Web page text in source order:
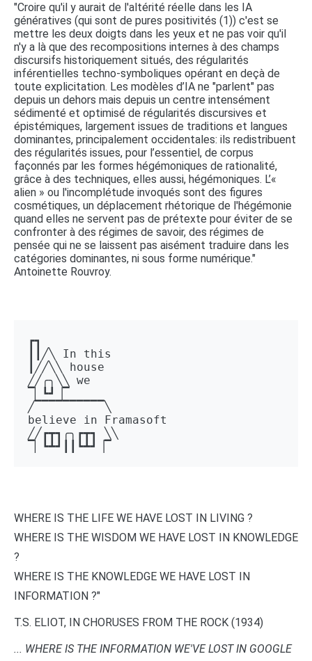
"Croire qu'il y aurait de l'altérité réelle dans les IA
génératives (qui sont de pures positivités (1)) c'est se
mettre les deux doigts dans les yeux et ne pas voir qu'il
n'y a là que des recompositions internes à des champs
discursifs historiquement situés, des régularités
inférentielles techno-symboliques opérant en deçà de
toute explicitation. Les modèles d’IA ne "parlent" pas
depuis un dehors mais depuis un centre intensément
sédimenté et optimisé de régularités discursives et
épistémiques, largement issues de traditions et langues
dominantes, principalement occidentales: ils redistribuent
des régularités issues, pour l’essentiel, de corpus
façonnés par les formes hégémoniques de rationalité,
grâce à des techniques, elles aussi, hégémoniques. L’«
alien » ou l'incomplétude invoqués sont des figures
cosmétiques, un déplacement rhétorique de l'hégémonie
quand elles ne servent pas de prétexte pour éviter de se
confronter à des régimes de savoir, des régimes de
pensée qui ne se laissent pas aisément traduire dans les
catégories dominantes, ni sous forme numérique."
Antoinette Rouvroy.
┏┓
┃┃╱╲ In this
┃╱╱╲╲ house
╱╱╭╮╲╲ we
▔▏┗┛▕▔
╱▔▔▔▔▔▔▔▔▔▔╲
believe in Framasoft
╱╱┏┳┓╭╮┏┳┓ ╲╲
▔▏┗┻┛┃┃┗┻┛▕▔
WHERE IS THE LIFE WE HAVE LOST IN LIVING ?
WHERE IS THE WISDOM WE HAVE LOST IN KNOWLEDGE
?
WHERE IS THE KNOWLEDGE WE HAVE LOST IN
INFORMATION ?"
T.S. ELIOT, IN CHORUSES FROM THE ROCK (1934)
... WHERE IS THE INFORMATION WE'VE LOST IN GOOGLE